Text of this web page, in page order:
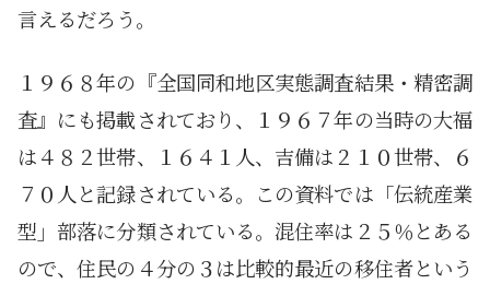
言えるだろう。
１９６８年の『全国同和地区実態調査結果・精密調
査』にも掲載されており、１９６７年の当時の大福
は４８２世帯、１６４１人、吉備は２１０世帯、６
７０人と記録されている。この資料では「伝統産業
型」部落に分類されている。混住率は２５％とある
ので、住民の４分の３は比較的最近の移住者という